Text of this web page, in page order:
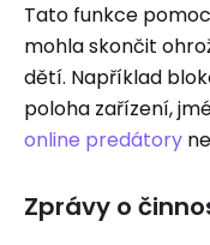
Tato funkce
mohla skončit
dětí. Například
poloha zařízení,
online predátory
Zprávy o